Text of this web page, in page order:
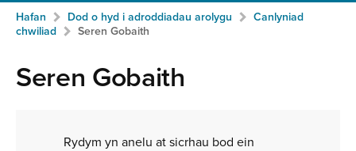
Breadcrumb
Hafan Dod o hyd i adroddiadau arolygu
Canlyniad
chwiliad
Neidio
gynnwy:
Seren Gobaith
Seren Gobaith
Rydym yn anelu at sicrhau bod ein